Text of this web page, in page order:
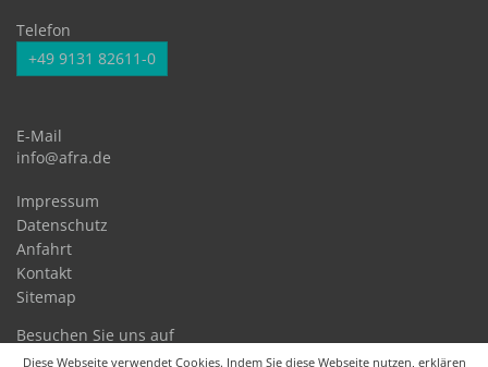
Telefon
+49 9131 82611-0
E-Mail
info@afra.de
Impressum
Datenschutz
Anfahrt
Kontakt
Sitemap
Besuchen Sie uns auf
Diese Webseite verwendet Cookies. Indem Sie diese Webseite nutzen, erklären